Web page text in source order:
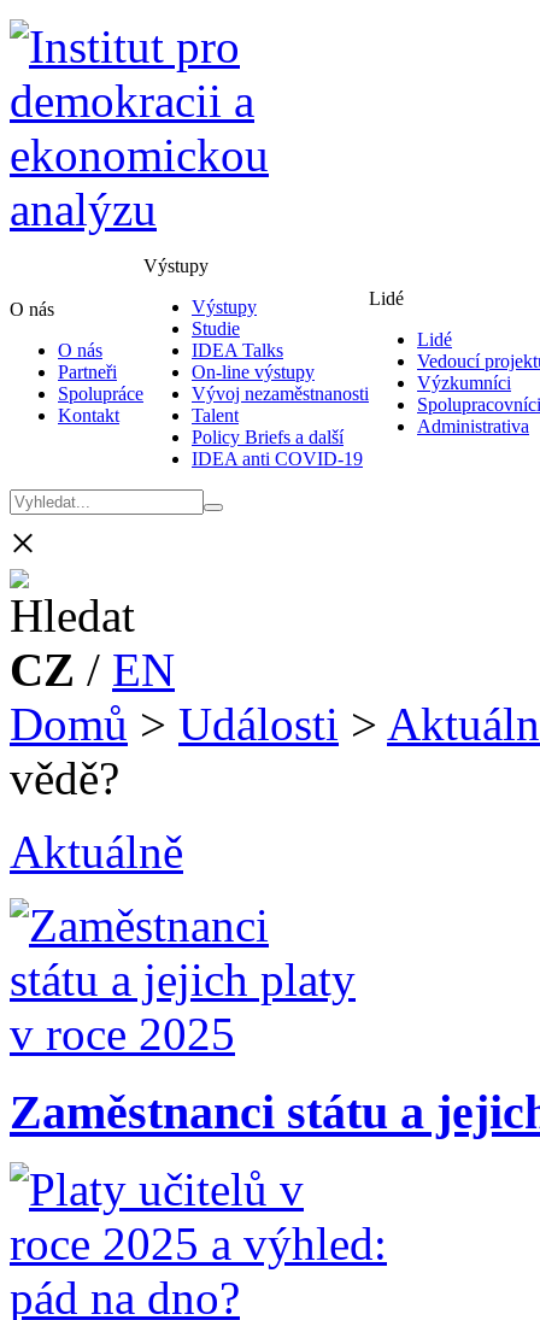
O nás
O nás
Partneři
Spolupráce
Kontakt
Výstupy
Výstupy
Studie
IDEA Talks
On-line výstupy
Vývoj nezaměstnanosti
Talent
Policy Briefs a další
IDEA anti COVID-19
Lidé
Lidé
Vedoucí
Výzkumníci
Spolupracovníci
Administrativa
×
CZ / EN
Domů > Události >
vědě?
Aktuálně
Zaměstnanci státu a